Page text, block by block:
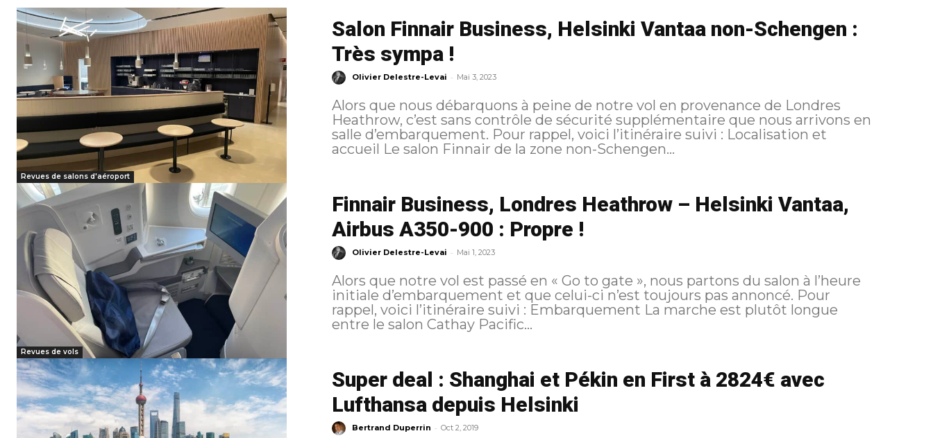
Revues de salons d'aéroport
Salon Finnair Business, Helsinki Vantaa non-Schengen :
Très sympa !
Olivier Delestre-Levai - Mai 3, 2023
Alors que nous débarquons à peine de notre vol en provenance de Londres
Heathrow, c’est sans contrôle de sécurité supplémentaire que nous arrivons en
salle d’embarquement. Pour rappel, voici l’itinéraire suivi : Localisation et
accueil Le salon Finnair de la zone non-Schengen...
Revues de vols
Finnair Business, Londres Heathrow – Helsinki Vantaa,
Airbus A350-900 : Propre !
Olivier Delestre-Levai - Mai 1, 2023
Alors que notre vol est passé en « Go to gate », nous partons du salon à l’heure
initiale d’embarquement et que celui-ci n’est toujours pas annoncé. Pour
rappel, voici l’itinéraire suivi : Embarquement La marche est plutôt longue
entre le salon Cathay Pacific...
Super deal : Shanghai et Pékin en First à 2824€ avec
Lufthansa depuis Helsinki
Bertrand Duperrin - Oct 2, 2019